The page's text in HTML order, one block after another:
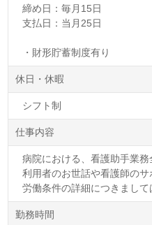
締め日：毎月15日
支払日：当月25日
・財形貯蓄制度有り
休日・休暇
シフト制
仕事内容
病院における、看護助手業務
利用者のお世話や看護師のサ
労働条件の詳細につきまして
勤務時間